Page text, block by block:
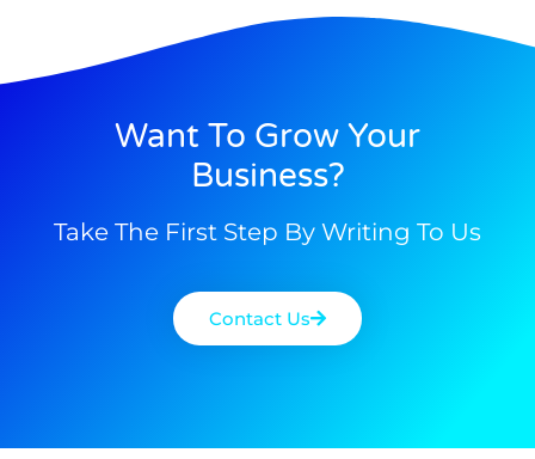
Want To Grow Your
Business?
Take The First Step By Writing To Us
Contact Us